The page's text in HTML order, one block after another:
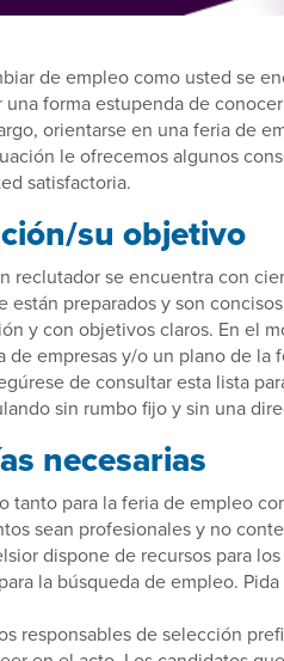
de empleo como usted se
forma estupenda de
orientarse en una feria de
le ofrecemos algunos
satisfactoria.
su objetivo
reclutador se encuentra con
preparados y son
y con objetivos claros. En el
empresas y/o un plano de la
de consultar esta lista
sin rumbo fijo y sin una
necesarias
tanto para la feria de empleo
sean profesionales y no
dispone de recursos para
la búsqueda de empleo.
responsables de selección